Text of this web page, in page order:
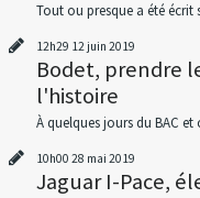
Tout ou presque a été écrit
12h29 12 juin 2019
Bodet, prendre
l'histoire
À quelques jours du BAC et
10h00 28 mai 2019
Jaguar I-Pace,